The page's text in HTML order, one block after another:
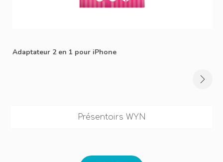
Adaptateur 2 en 1 pour iPhone
Présentoirs WYN